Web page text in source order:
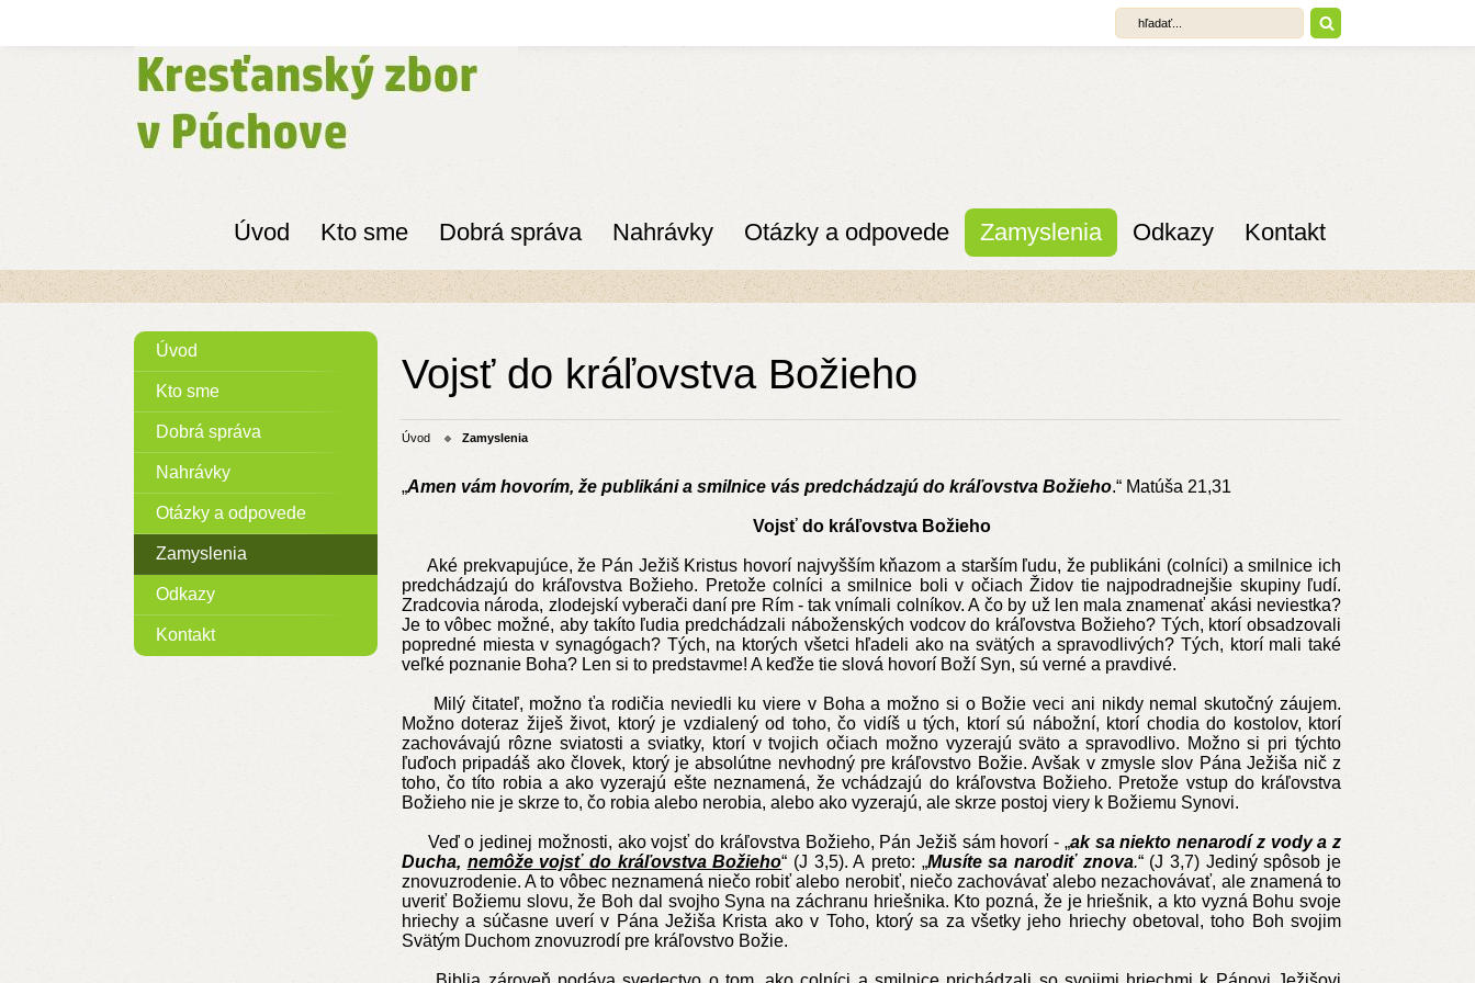
Úvod Kto sme Dobrá správa Nahrávky Otázky a odpovede Zamyslenia Odkazy Kontakt
Úvod
Kto sme
Dobrá správa
Nahrávky
Otázky a odpovede
Zamyslenia
Odkazy
Kontakt
Vojsť do kráľovstva Božieho
Úvod Zamyslenia
„Amen vám hovorím, že publikáni a smilnice vás predchádzajú do kráľovstva Božieho.“ Matúša 21,31
Vojsť do kráľovstva Božieho
Aké prekvapujúce, že Pán Ježiš Kristus hovorí najvyšším kňazom a starším ľudu, že publikáni (colníci) a smilnice ich
predchádzajú do kráľovstva Božieho. Pretože colníci a smilnice boli v očiach Židov tie najpodradnejšie skupiny ľudí.
Zradcovia národa, zlodejskí vyberači daní pre Rím - tak vnímali colníkov. A čo by už len mala znamenať akási neviestka?
Je to vôbec možné, aby takíto ľudia predchádzali náboženských vodcov do kráľovstva Božieho? Tých, ktorí obsadzovali
popredné miesta v synagógach? Tých, na ktorých všetci hľadeli ako na svätých a spravodlivých? Tých, ktorí mali také
veľké poznanie Boha? Len si to predstavme! A keďže tie slová hovorí Boží Syn, sú verné a pravdivé.
Milý čitateľ, možno ťa rodičia neviedli ku viere v Boha a možno si o Božie veci ani nikdy nemal skutočný záujem.
Možno doteraz žiješ život, ktorý je vzdialený od toho, čo vidíš u tých, ktorí sú nábožní, ktorí chodia do kostolov, ktorí
zachovávajú rôzne sviatosti a sviatky, ktorí v tvojich očiach možno vyzerajú sväto a spravodlivo. Možno si pri týchto
ľuďoch pripadáš ako človek, ktorý je absolútne nevhodný pre kráľovstvo Božie. Avšak v zmysle slov Pána Ježiša nič z
toho, čo títo robia a ako vyzerajú ešte neznamená, že vchádzajú do kráľovstva Božieho. Pretože vstup do kráľovstva
Božieho nie je skrze to, čo robia alebo nerobia, alebo ako vyzerajú, ale skrze postoj viery k Božiemu Synovi.
Veď o jedinej možnosti, ako vojsť do kráľovstva Božieho, Pán Ježiš sám hovorí - „ak sa niekto nenarodí z vody a z
Ducha, nemôže vojsť do kráľovstva Božieho“ (J 3,5). A preto: „Musíte sa narodiť znova.“ (J 3,7) Jediný spôsob je
znovuzrodenie. A to vôbec neznamená niečo robiť alebo nerobiť, niečo zachovávať alebo nezachovávať, ale znamená to
uveriť Božiemu slovu, že Boh dal svojho Syna na záchranu hriešnika. Kto pozná, že je hriešnik, a kto vyzná Bohu svoje
hriechy a súčasne uverí v Pána Ježiša Krista ako v Toho, ktorý sa za všetky jeho hriechy obetoval, toho Boh svojim
Svätým Duchom znovuzrodí pre kráľovstvo Božie.